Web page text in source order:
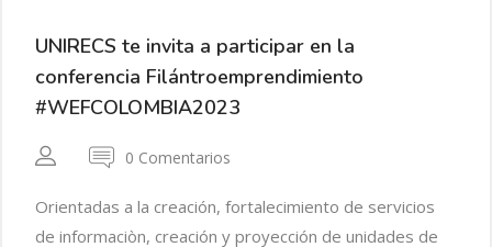
UNIRECS te invita a participar en la
conferencia Filántroemprendimiento​
#WEFCOLOMBIA2023
0 Comentarios
Orientadas a la creación, fortalecimiento de servicios
de informaciòn, creación y proyección de unidades de